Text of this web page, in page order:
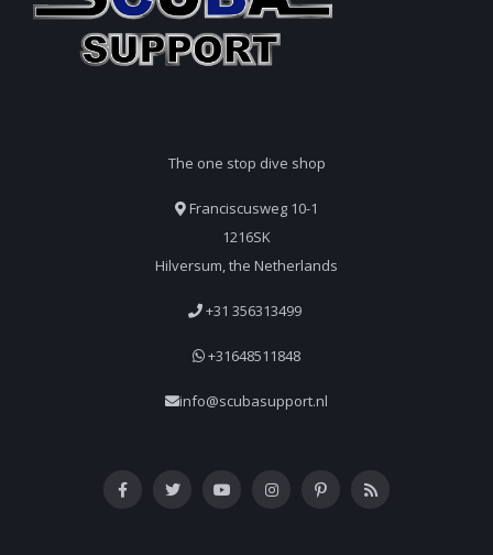
The one stop dive shop
Franciscusweg 10-1
1216SK
Hilversum, the Netherlands
+31 356313499
+31648511848
info@scubasupport.nl